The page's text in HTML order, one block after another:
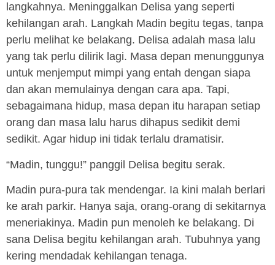
langkahnya. Meninggalkan Delisa yang seperti
kehilangan arah. Langkah Madin begitu tegas, tanpa
perlu melihat ke belakang. Delisa adalah masa lalu
yang tak perlu dilirik lagi. Masa depan menunggunya
untuk menjemput mimpi yang entah dengan siapa
dan akan memulainya dengan cara apa. Tapi,
sebagaimana hidup, masa depan itu harapan setiap
orang dan masa lalu harus dihapus sedikit demi
sedikit. Agar hidup ini tidak terlalu dramatisir.
“Madin, tunggu!” panggil Delisa begitu serak.
Madin pura-pura tak mendengar. Ia kini malah berlari
ke arah parkir. Hanya saja, orang-orang di sekitarnya
meneriakinya. Madin pun menoleh ke belakang. Di
sana Delisa begitu kehilangan arah. Tubuhnya yang
kering mendadak kehilangan tenaga.